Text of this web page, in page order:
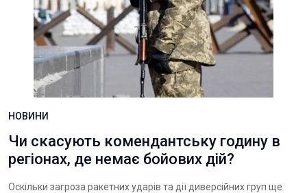
НОВИНИ
Чи скасують комендантську годину в
регіонах, де немає бойових дій?
Оскільки загроза ракетних ударів та дії диверсійних груп ще